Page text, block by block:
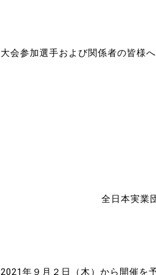
公式大会優勝記録
TV・メディア情報
卓球用語集
審判
沿革・組織図
ンスコード
競技ウエアチーム名申請
大会参加選手および関係者の皆様へ
全日本実業
2021年９月２日（木）から開催を